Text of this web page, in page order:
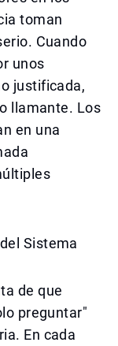
toman
Cuando
unos
justificada,
llamante. Los
en una
Sistema
de que
preguntar"
En cada